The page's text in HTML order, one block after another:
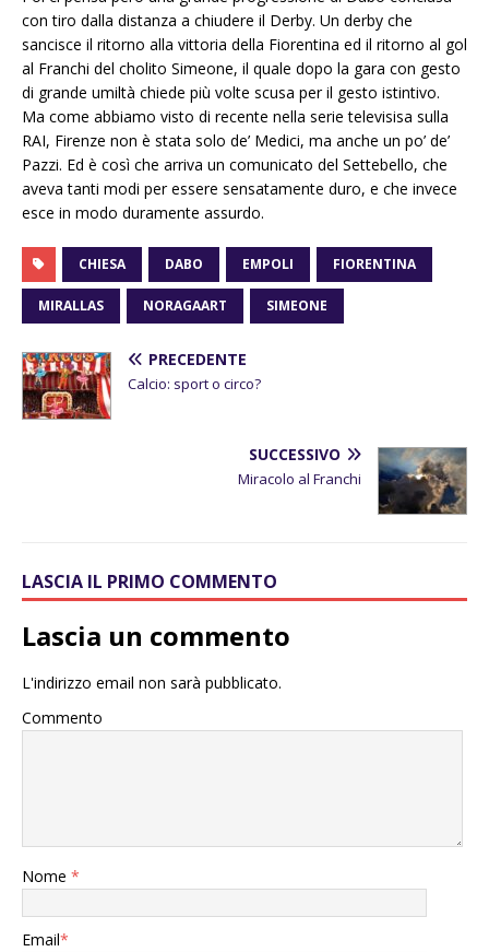
con tiro dalla distanza a chiudere il Derby. Un derby che
sancisce il ritorno alla vittoria della Fiorentina ed il ritorno al gol
al Franchi del cholito Simeone, il quale dopo la gara con gesto
di grande umiltà chiede più volte scusa per il gesto istintivo.
Ma come abbiamo visto di recente nella serie televisisa sulla
RAI, Firenze non è stata solo de’ Medici, ma anche un po’ de’
Pazzi. Ed è così che arriva un comunicato del Settebello, che
aveva tanti modi per essere sensatamente duro, e che invece
esce in modo duramente assurdo.
CHIESA DABO EMPOLI FIORENTINA
MIRALLAS NORAGAART SIMEONE
PRECEDENTE
Calcio: sport o circo?
SUCCESSIVO
Miracolo al Franchi
LASCIA IL PRIMO COMMENTO
Lascia un commento
L'indirizzo email non sarà pubblicato.
Commento
Nome *
Email*